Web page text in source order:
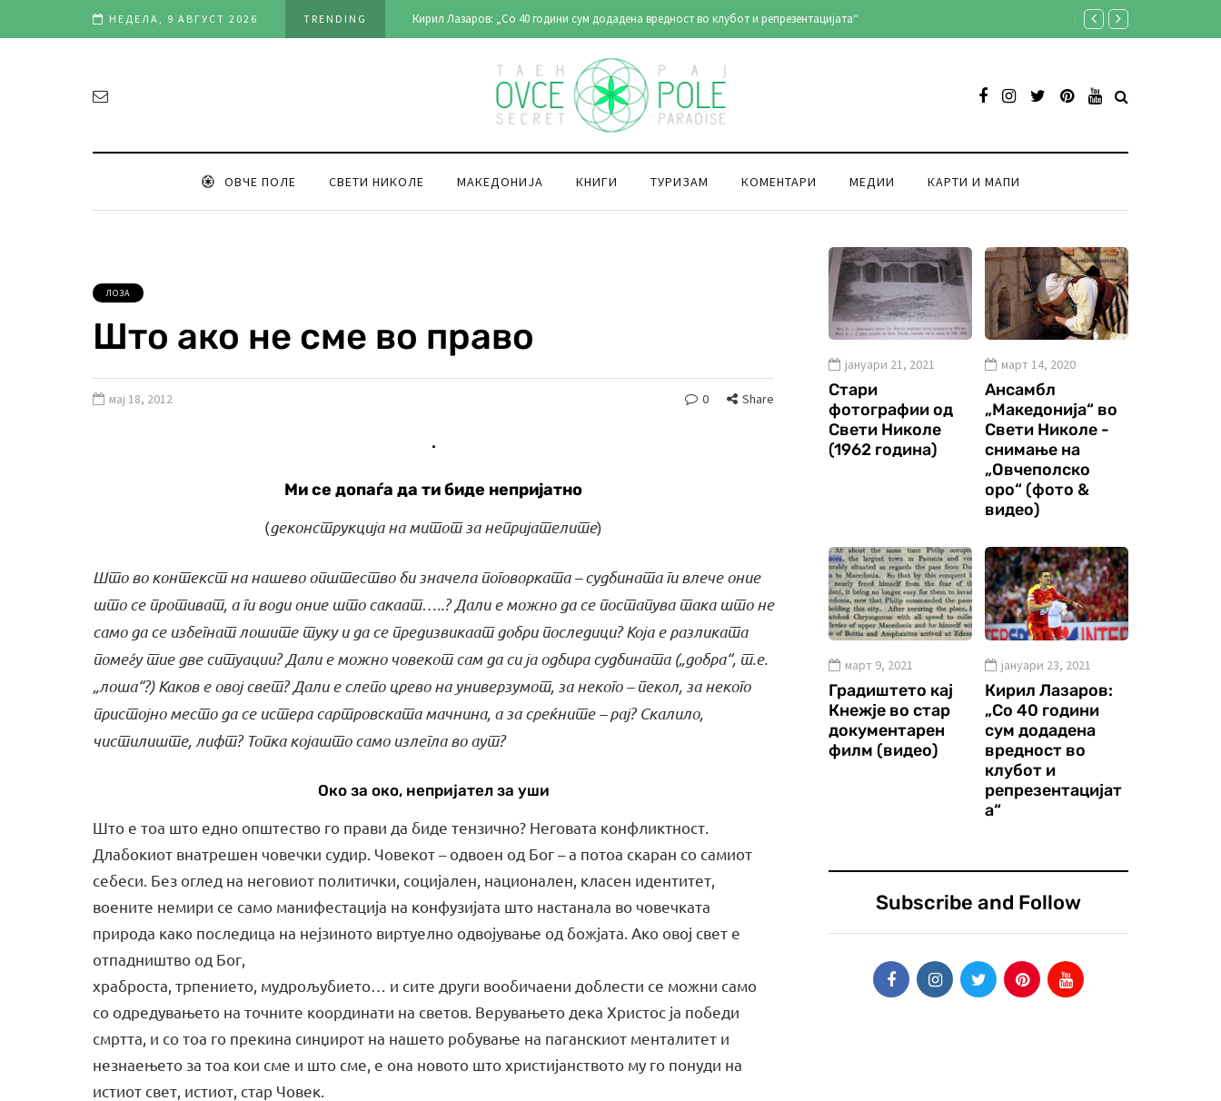
НЕДЕЛА, 9 АВГУСТ 2026 TRENDING
на „Овчеполско оро“ (фото & видео) Кирил Лазаров: „Со 40 години сум додадена вредност во клубот и репрезентацијата“ Градиштето кај Кнежје
ОВЧЕ ПОЛЕ СВЕТИ НИКОЛЕ МАКЕДОНИЈА КНИГИ ТУРИЗАМ КОМЕНТАРИ МЕДИИ КАРТИ И МАПИ
ЛОЗА
Што ако не сме во право
мај 18, 2012 0 Share
.
Ми се допаѓа да ти биде непријатно
(деконструкција на митот за непријателите)
Што во контекст на нашево општество би значела поговорката – судбината ги влече оние
што се противат, а ги води оние што сакаат…..? Дали е можно да се постапува така што не
само да се избегнат лошите туку и да се предизвикаат добри последици? Која е разликата
помеѓу тие две ситуации? Дали е можно човекот сам да си ја одбира судбината („добра“, т.е.
„лоша“?) Каков е овој свет? Дали е слепо црево на универзумот, за некого – пекол, за некого
пристојно место да се истера сартровската мачнина, а за среќните – рај? Скалило,
чистилиште, лифт? Топка којашто само излегла во аут?
Око за око, непријател за уши
Што е тоа што едно општество го прави да биде тензично? Неговата конфликтност.
Длабокиот внатрешен човечки судир. Човекот – одвоен од Бог – а потоа скаран со самиот
себеси. Без оглед на неговиот политички, социјален, национален, класен идентитет,
воените немири се само манифестација на конфузијата што настанала во човечката
природа како последица на нејзиното виртуелно одвојување од божјата. Ако овој свет е
отпадништво од Бог,
храброста, трпението, мудрољубието… и сите други вообичаени доблести се можни само
со одредувањето на точните координати на светов. Верувањето дека Христос ја победи
смртта, и со тоа го прекина синџирот на нашето робување на паганскиот менталитет и
незнаењето за тоа кои сме и што сме, е она новото што христијанството му го понуди на
истиот свет, истиот, стар Човек.
јануари 21, 2021
Стари
фотографии од
Свети Николе
(1962 година)
март 14, 2020
Ансамбл
„Македонија“ во
Свети Николе -
снимање на
„Овчеполско
оро“ (фото &
видео)
март 9, 2021
Градиштето кај
Кнежје во стар
документарен
филм (видео)
јануари 23, 2021
Кирил Лазаров:
„Со 40 години
сум додадена
вредност во
клубот и
репрезентацијат
а“
Subscribe and Follow